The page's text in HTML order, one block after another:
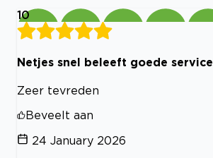
10
Netjes snel beleeft goede service
Zeer tevreden
Beveelt aan
24 January 2026